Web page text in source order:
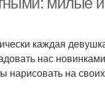
каждая
нас
на своих